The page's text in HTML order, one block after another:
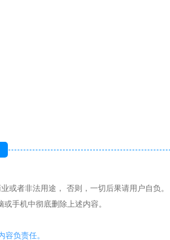
者非法用途， 否则，一切后果请用户自负。
手机中彻底删除上述内容。
负责任。